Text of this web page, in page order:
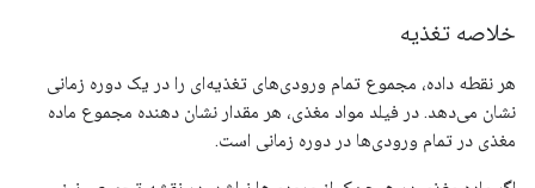
خلاصه تغذیه
هر نقطه داده، مجموع تمام ورودی‌های تغذیه‌ای را در یک دوره زمانی
نشان می‌دهد. در فیلد مواد مغذی، هر مقدار نشان دهنده مجموع ماده
مغذی در تمام ورودی‌ها در دوره زمانی است.